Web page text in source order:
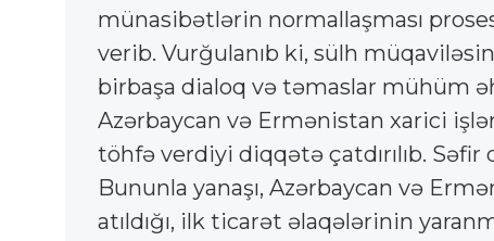
münasibətlərin normallaşması
verib. Vurğulanıb ki, sülh
birbaşa dialoq və təmaslar mühüm
Azərbaycan və Ermənistan xarici
töhfə verdiyi diqqətə çatdırılıb.
Bununla yanaşı, Azərbaycan və
atıldığı, ilk ticarət əlaqələrinin